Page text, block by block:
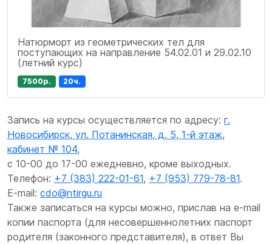
Натюрморт из геометрических тел для
поступающих на направление 54.02.01 и 29.02.10
(летний курс)
7500р. 20ч.
Запись на курсы осуществляется по адресу: г.
Новосибирск, ул. Потанинская, д. 5, 1-й этаж,
кабинет № 104,
с 10-00 до 17-00 ежедневно, кроме выходных.
Телефон: +7 (383) 222-01-61, +7 (953) 779-78-81.
E-mail: cdo@ntirgu.ru
Также записаться на курсы можно, прислав на e-mail
копии паспорта (для несовершеннолетних паспорт
родителя (законного представителя), в ответ Вы